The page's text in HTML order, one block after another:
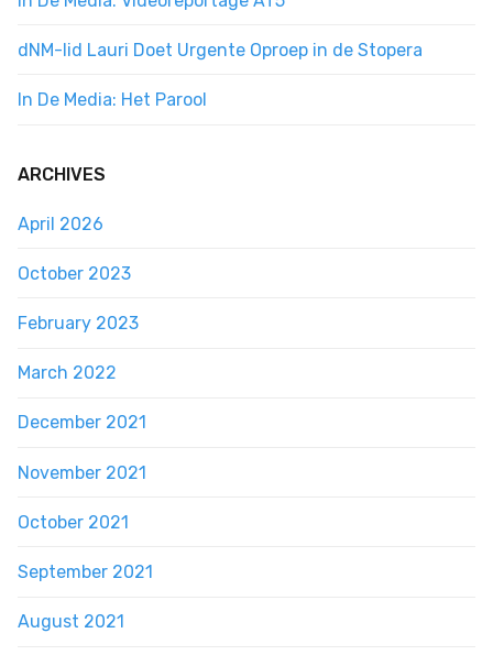
dNM-lid Lauri Doet Urgente Oproep in de Stopera
In De Media: Het Parool
ARCHIVES
April 2026
October 2023
February 2023
March 2022
December 2021
November 2021
October 2021
September 2021
August 2021